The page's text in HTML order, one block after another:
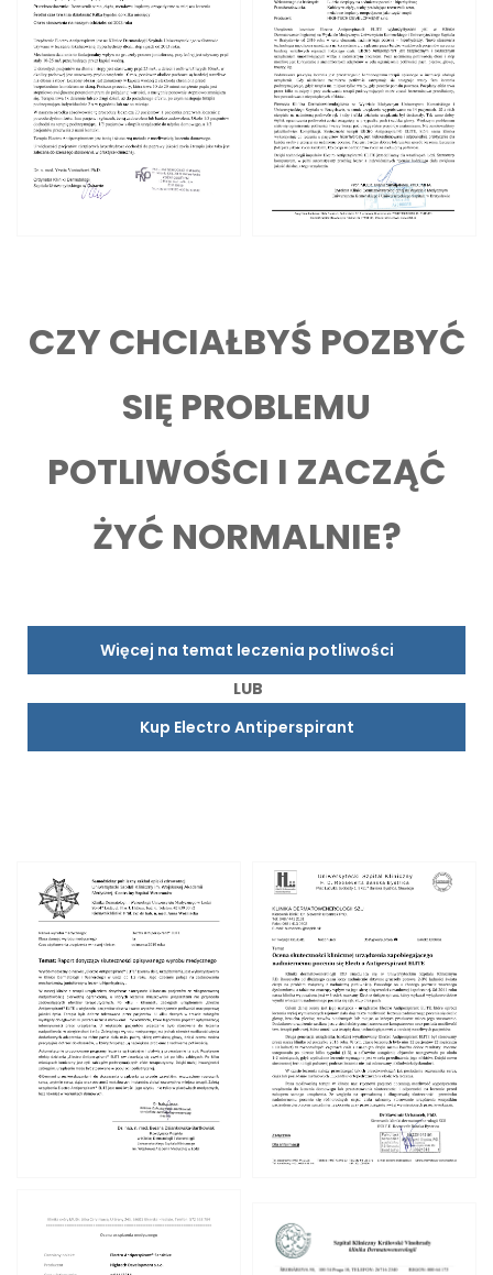
CZY CHCIAŁBYŚ POZBYĆ
SIĘ PROBLEMU
POTLIWOŚCI I ZACZĄĆ
ŻYĆ NORMALNIE?
Więcej na temat leczenia potliwości
LUB
Kup Electro Antiperspirant